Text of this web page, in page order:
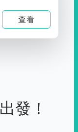
查看
發！